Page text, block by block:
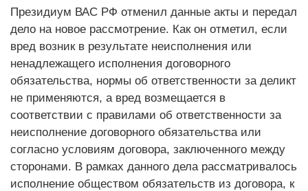
Президиум ВАС РФ отменил данные акты и передал
дело на новое рассмотрение. Как он отметил, если
вред возник в результате неисполнения или
ненадлежащего исполнения договорного
обязательства, нормы об ответственности за деликт
не применяются, а вред возмещается в
соответствии с правилами об ответственности за
неисполнение договорного обязательства или
согласно условиям договора, заключенного между
сторонами. В рамках данного дела рассматривалось
исполнение обществом обязательств из договора, к